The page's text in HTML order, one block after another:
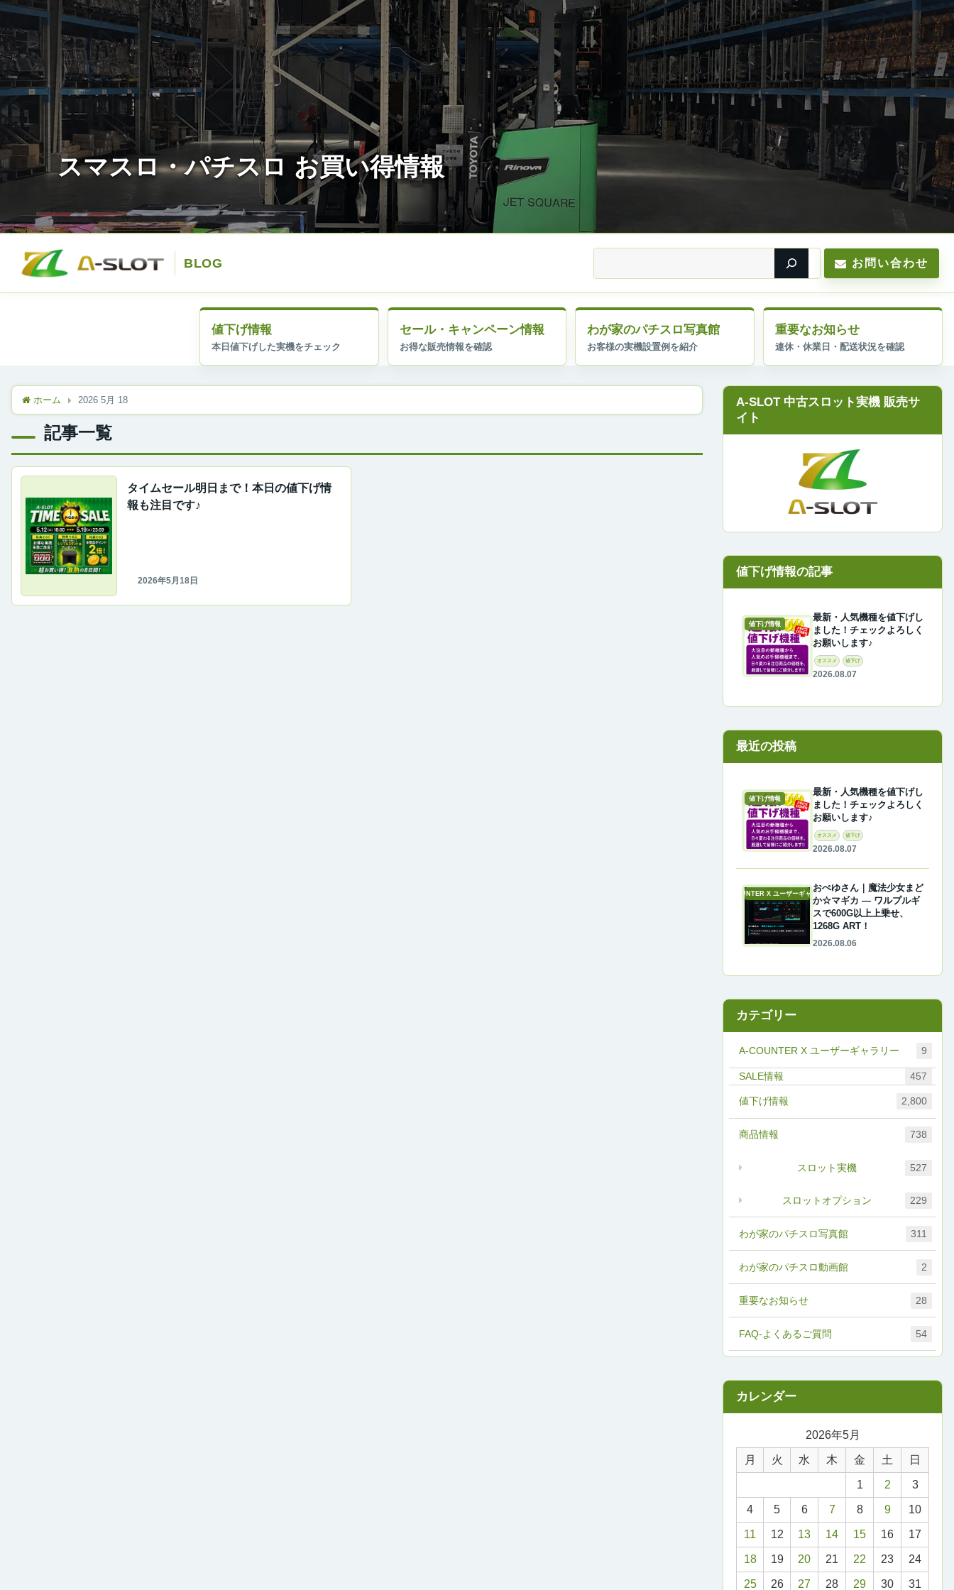
お問い合わせ
値下げ情報 セール・キャンペーン情報 わが家のパチスロ写真館 重要なお知らせ
ホーム 2026 5月 18
記事一覧
タイムセール明日まで！本日の値下げ情
報も注目です♪
2026年5月18日
A-SLOT 中古スロット実機 販売サ
イト
値下げ情報
最新・人気機種を値下げし
ました！チェックよろしく
お願いします♪
オススメ 値下げ
2026.08.07
最近の投稿
値下げ情報
最新・人気機種を値下げし
ました！チェックよろしく
お願いします♪
オススメ 値下げ
2026.08.07
A-COUNTER X ユーザーギャラリー
おぺゆさん｜魔法少女まど
か☆マギカ ― ワルプルギ
スで600G以上上乗せ、
1268G ART！
2026.08.06
カテゴリー
A-COUNTER X ユーザーギャラリー 9
FAQ-よくあるご質問 54
457
わが家のパチスロ写真館 311
わが家のパチスロ動画館 2
値下げ情報 2,800
商品情報 738
スロットオプション 229
スロット実機 527
重要なお知らせ 28
2026年5月
月 火 水 木 金 土 日
1 2 3
4 5 6 7 8 9 10
11 12 13 14 15 16 17
18 19 20 21 22 23 24
25 26 27 28 29 30 31